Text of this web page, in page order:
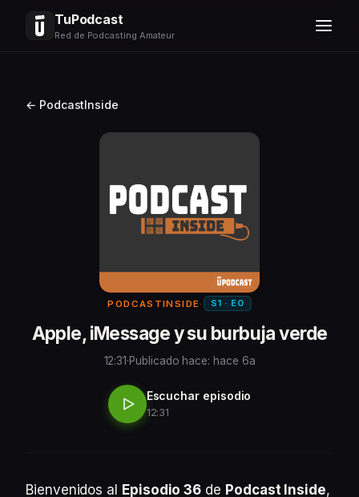
TuPodcast
Red de Podcasting Amateur
← PodcastInside
PODCASTINSIDE · S1 · E0
Apple, iMessage y su burbuja verde
12:31·Publicado hace: hace 6a
Escuchar episodio
12:31
Bienvenidos al Episodio 36 de Podcast Inside,